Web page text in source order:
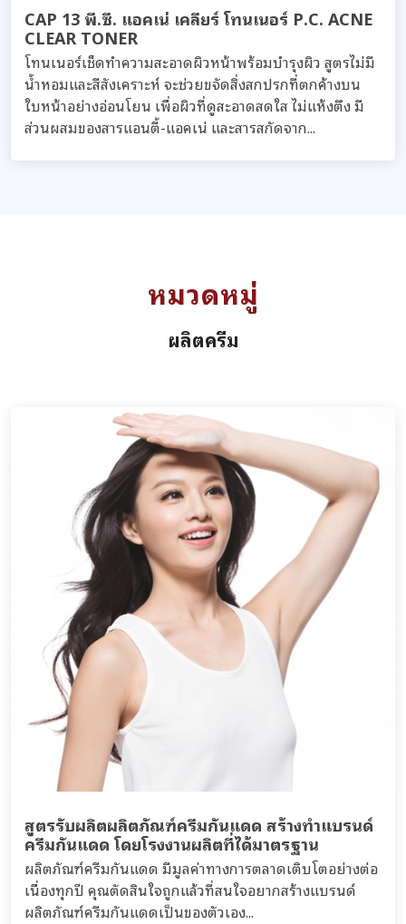
CAP 13 พี.ซี. แอคเน่ เคลียร์ โทนเนอร์ P.C. ACNE
CLEAR TONER
โทนเนอร์เช็ดทำความสะอาดผิวหน้าพร้อมบำรุงผิว สูตรไม่มี
น้ำหอมและสีสังเคราะห์ จะช่วยขจัดสิ่งสกปรกที่ตกค้างบน
ใบหน้าอย่างอ่อนโยน เพื่อผิวที่ดูสะอาดสดใส ไม่แห้งตึง มี
ส่วนผสมของสารแอนตี้-แอคเน่ และสารสกัดจาก...
หมวดหมู่
ผลิตครีม
สูตรรับผลิตผลิตภัณฑ์ครีมกันแดด สร้างทำแบรนด์
ครีมกันแดด โดยโรงงานผลิตที่ได้มาตรฐาน
ผลิตภัณฑ์ครีมกันแดด มีมูลค่าทางการตลาดเติบโตอย่างต่อ
เนื่องทุกปี คุณตัดสินใจถูกแล้วที่สนใจอยากสร้างแบรนด์
ผลิตภัณฑ์ครีมกันแดดเป็นของตัวเอง...